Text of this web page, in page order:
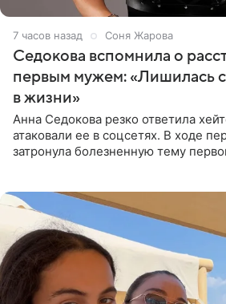
7 часов назад Соня Жарова
Седокова вспомнила о
первым мужем: «Лишилась
в жизни»
Анна Седокова резко ответила
атаковали ее в соцсетях. В ходе
затронула болезненную тему